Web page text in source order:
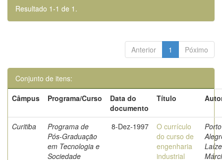
Resultado 1-1 de 1.
Anterior 1 Póximo
Conjunto de itens:
Câmpus
Programa/Curso
Data do
documento
Título
Curitiba
Programa de
Pós-Graduação
em Tecnologia e
Sociedade
8-Dez-1997
O currículo
do curso de
engenharia
industrial
Porto
Laíze